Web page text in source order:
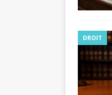
DROIT